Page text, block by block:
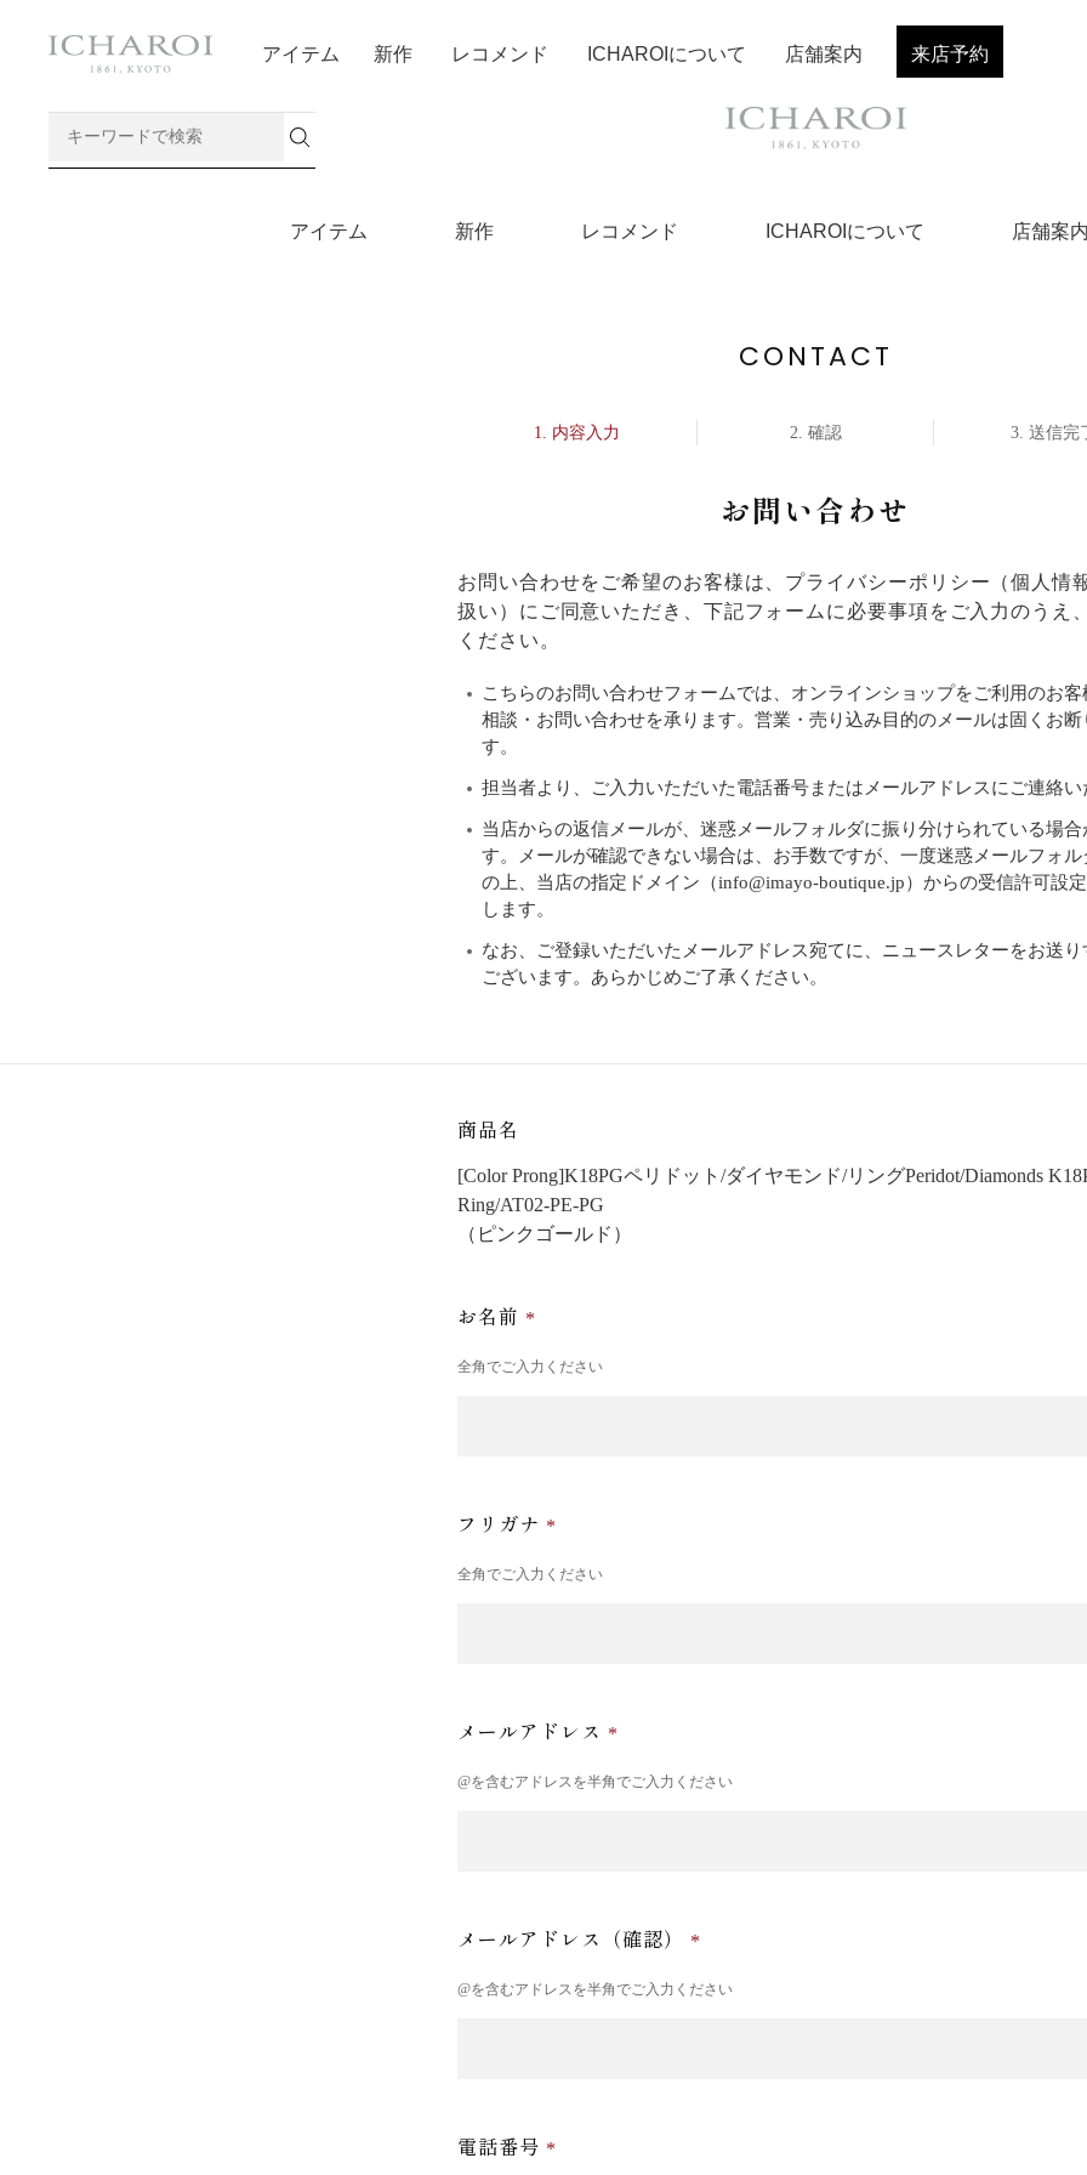
アイテム 新作 レコメンド ICHAROIについて 店舗案内
アイテム 新作 レコメンド ICHAROIについて 店舗案内 来店予約
CONTACT
内容入力 確認 送信完
お問い合わせ
お問い合わせをご希望のお客様は、 プライバシーポリシー （個人情
扱い）にご同意いただき、下記フォームに必要事項をご入力のうえ
ください。
こちらのお問い合わせフォームでは、オンラインショップをご利用のお
相談・お問い合わせを承ります。営業・売り込み目的のメールは固くお断
す。
担当者より、ご入力いただいた電話番号またはメールアドレスにご連絡い
当店からの返信メールが、迷惑メールフォルダに振り分けられている場合
す。メールが確認できない場合は、お手数ですが、一度迷惑メールフォ
の上、当店の指定ドメイン（info@imayo-boutique.jp）からの受信許可設
します。
なお、ご登録いただいたメールアドレス宛てに、ニュースレターをお送
ございます。あらかじめご了承ください。
商品名
[Color Prong]K18PGペリドット/ダイヤモンド/リングPeridot/Diamonds
Ring/AT02-PE-PG
（ピンクゴールド）
お名前
全角でご入力ください
フリガナ
全角でご入力ください
メールアドレス
@を含むアドレスを半角でご入力ください
メールアドレス（確認）
@を含むアドレスを半角でご入力ください
電話番号